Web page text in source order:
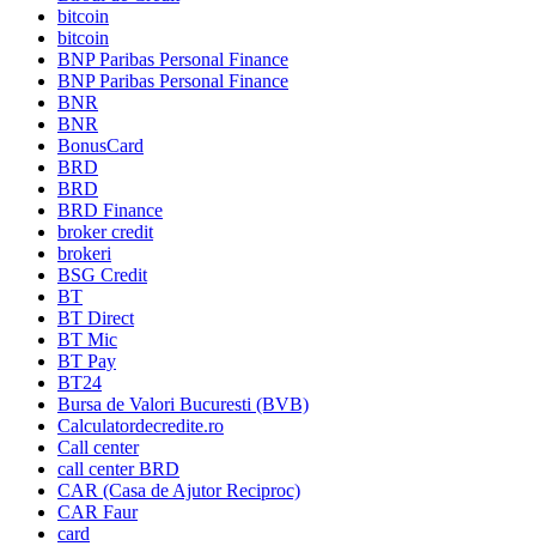
bitcoin
bitcoin
BNP Paribas Personal Finance
BNP Paribas Personal Finance
BNR
BNR
BonusCard
BRD
BRD
BRD Finance
broker credit
brokeri
BSG Credit
BT
BT Direct
BT Mic
BT Pay
BT24
Bursa de Valori Bucuresti (BVB)
Calculatordecredite.ro
Call center
call center BRD
CAR (Casa de Ajutor Reciproc)
CAR Faur
card